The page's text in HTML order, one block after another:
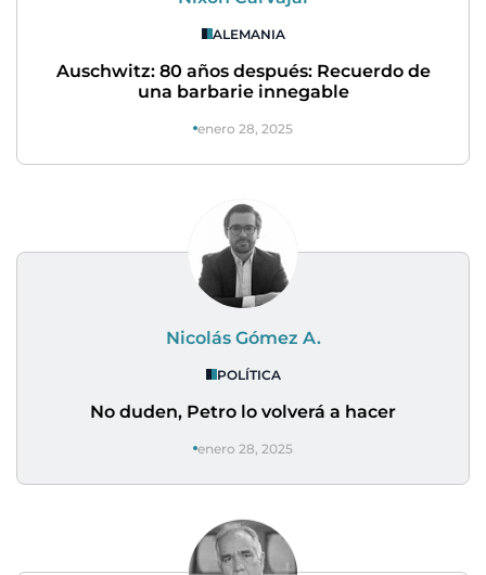
ALEMANIA
Auschwitz: 80 años después: Recuerdo de
una barbarie innegable
enero 28, 2025
Nicolás Gómez A.
POLÍTICA
No duden, Petro lo volverá a hacer
enero 28, 2025